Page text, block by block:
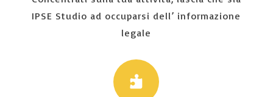
IPSE Studio ad occuparsi dell’ informazione
legale
